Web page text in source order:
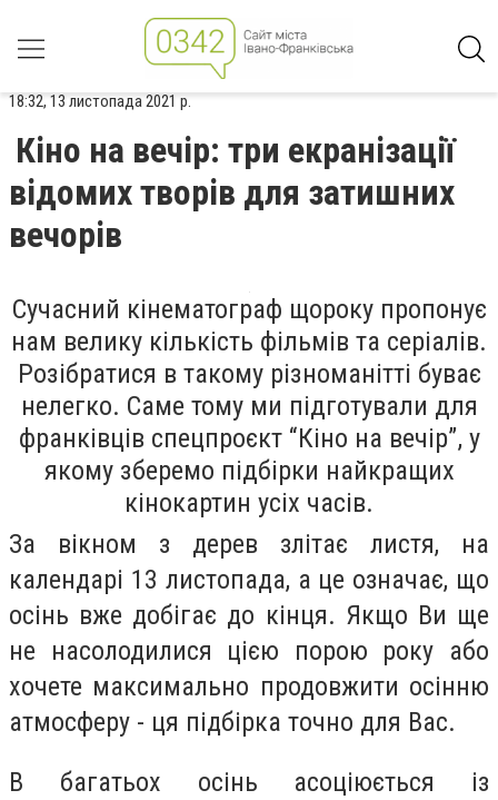
18:32, 13 листопада 2021 р.
Кіно на вечір: три екранізації
відомих творів для затишних
вечорів
Сучасний кінематограф щороку пропонує
нам велику кількість фільмів та серіалів.
Розібратися в такому різноманітті буває
нелегко. Саме тому ми підготували для
франківців спецпроєкт “Кіно на вечір”, у
якому зберемо підбірки найкращих
кінокартин усіх часів.
За вікном з дерев злітає листя, на
календарі 13 листопада, а це означає, що
осінь вже добігає до кінця. Якщо Ви ще
не насолодилися цією порою року або
хочете максимально продовжити осінню
атмосферу - ця підбірка точно для Вас.
В багатьох осінь асоціюється із